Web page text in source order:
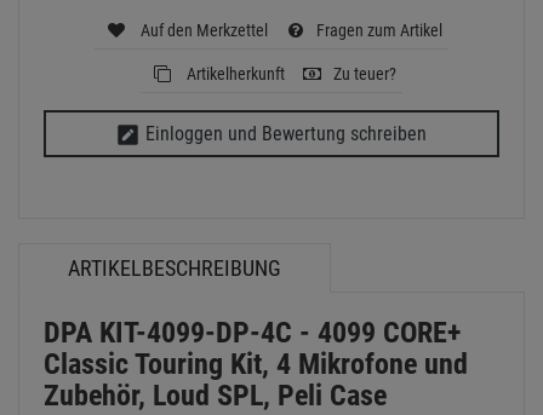
Auf den Merkzettel Fragen zum Artikel
Artikelherkunft Zu teuer?
Einloggen und Bewertung schreiben
ARTIKELBESCHREIBUNG
DPA KIT-4099-DP-4C - 4099 CORE+
Classic Touring Kit, 4 Mikrofone und
Zubehör, Loud SPL, Peli Case